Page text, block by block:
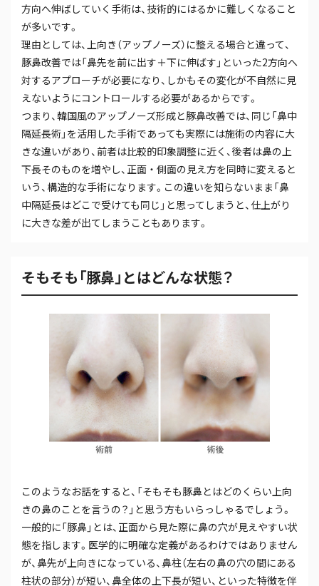
方向へ伸ばしていく手術は、技術的にはるかに難しくなること
が多いです。
理由としては、上向き（アップノーズ）に整える場合と違って、
豚鼻改善では「鼻先を前に出す＋下に伸ばす」といった2方向へ
対するアプローチが必要になり、しかもその変化が不自然に見
えないようにコントロールする必要があるからです。
つまり、韓国風のアップノーズ形成と豚鼻改善では、同じ「鼻中
隔延長術」を活用した手術であっても実際には施術の内容に大
きな違いがあり、前者は比較的印象調整に近く、後者は鼻の上
下長そのものを増やし、正面・側面の見え方を同時に変えると
いう、構造的な手術になります。この違いを知らないまま「鼻
中隔延長はどこで受けても同じ」と思ってしまうと、仕上がり
に大きな差が出てしまうこともあります。
そもそも「豚鼻」とはどんな状態？
このようなお話をすると、「そもそも豚鼻とはどのくらい上向
きの鼻のことを言うの？」と思う方もいらっしゃるでしょう。
一般的に「豚鼻」とは、正面から見た際に鼻の穴が見えやすい状
態を指します。医学的に明確な定義があるわけではありません
が、鼻先が上向きになっている、鼻柱（左右の鼻の穴の間にある
柱状の部分）が短い、鼻全体の上下長が短い、といった特徴を伴